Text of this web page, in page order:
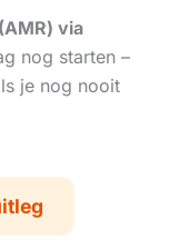
(AMR) via
nog starten –
je nog nooit